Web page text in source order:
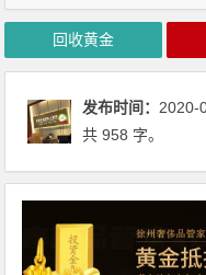
回收黄金
发布时间： 2020-
共 958 字。